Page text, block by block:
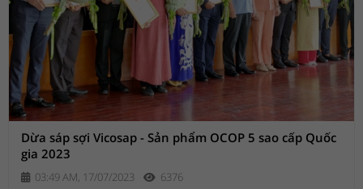
Dừa sáp sợi Vicosap - Sản phẩm OCOP 5 sao cấp Quốc
gia 2023
03:49 AM, 17/07/2023
6376